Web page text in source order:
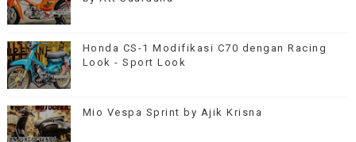
Honda CS-1 Modifikasi C70 dengan Racing
Look - Sport Look
Mio Vespa Sprint by Ajik Krisna